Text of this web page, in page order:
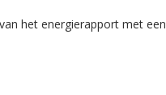
het energierapport met een